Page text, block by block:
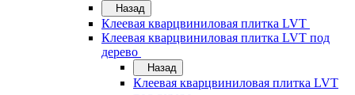
Назад
Клеевая кварцвиниловая плитка LVT
Клеевая кварцвиниловая плитка LVT под
дерево
Назад
Клеевая кварцвиниловая плитка LVT